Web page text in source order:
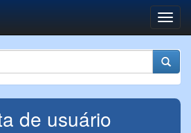
busca
de usuário